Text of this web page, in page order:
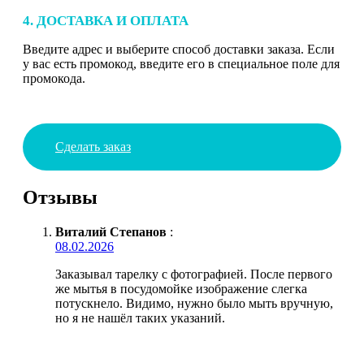
4. ДОСТАВКА И ОПЛАТА
Введите адрес и выберите способ доставки заказа. Если
у вас есть промокод, введите его в специальное поле для
промокода.
Сделать заказ
Отзывы
Виталий Степанов :
08.02.2026
Заказывал тарелку с фотографией. После первого
же мытья в посудомойке изображение слегка
потускнело. Видимо, нужно было мыть вручную,
но я не нашёл таких указаний.